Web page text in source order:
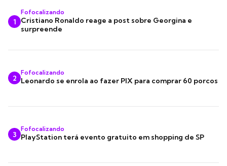
1
Fofocalizando
Cristiano Ronaldo reage a post sobre Georgina e
surpreende
2
Fofocalizando
Leonardo se enrola ao fazer PIX para comprar 60 porcos
3
Fofocalizando
PlayStation terá evento gratuito em shopping de SP